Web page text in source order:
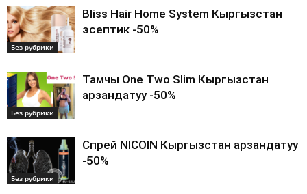
Без рубрики
Bliss Hair Home System Кыргызстан
эсептик -50%
Без рубрики
Тамчы One Two Slim Кыргызстан
арзандатуу -50%
Без рубрики
Спрей NICOIN Кыргызстан арзандатуу
-50%